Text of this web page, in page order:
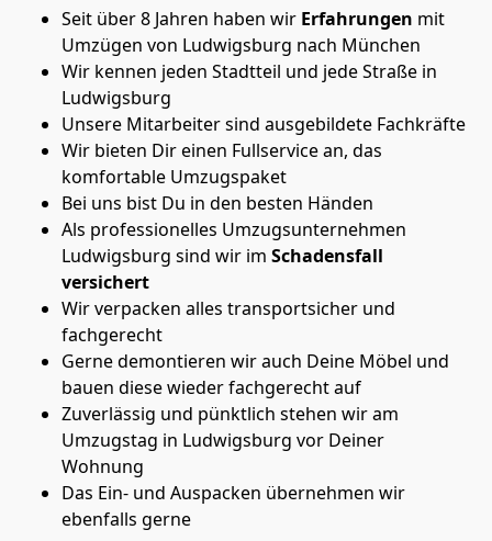
Seit über 8 Jahren haben wir Erfahrungen mit
Umzügen von Ludwigsburg nach München
Wir kennen jeden Stadtteil und jede Straße in
Ludwigsburg
Unsere Mitarbeiter sind ausgebildete Fachkräfte
Wir bieten Dir einen Fullservice an, das
komfortable Umzugspaket
Bei uns bist Du in den besten Händen
Als professionelles Umzugsunternehmen
Ludwigsburg sind wir im Schadensfall
versichert
Wir verpacken alles transportsicher und
fachgerecht
Gerne demontieren wir auch Deine Möbel und
bauen diese wieder fachgerecht auf
Zuverlässig und pünktlich stehen wir am
Umzugstag in Ludwigsburg vor Deiner
Wohnung
Das Ein- und Auspacken übernehmen wir
ebenfalls gerne